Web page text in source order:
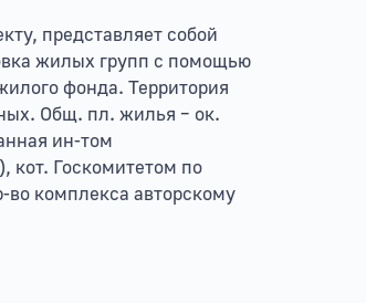
представляет собой
жилых групп с помощью
фонда. Территория
Общ. пл. жилья – ок.
ин-том
кот. Госкомитетом по
во комплекса авторскому